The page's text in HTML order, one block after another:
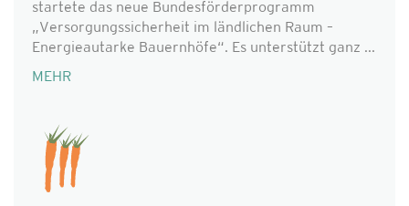
startete das neue Bundesförderprogramm
„Versorgungssicherheit im ländlichen Raum –
Energieautarke Bauernhöfe“. Es unterstützt ganz ...
MEHR